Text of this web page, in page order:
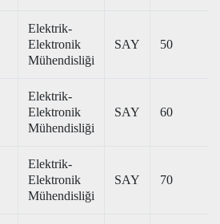
Elektrik-
Elektronik
Mühendisliği
SAY 50
Elektrik-
Elektronik
Mühendisliği
SAY 60
Elektrik-
Elektronik
Mühendisliği
SAY 70